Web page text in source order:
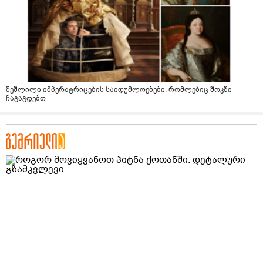
შეშლილი იმპერატრიცების საიდუმლოებები, რომლებიც შოკში
ჩაგაგდებთ